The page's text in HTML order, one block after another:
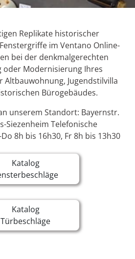
Replikate historischer
im Ventano Online-
bei der denkmalgerechten
oder Modernisierung Ihres
Altbauwohnung, Jugendstilvilla
Bürogebäudes.
unserem Standort: Bayernstr.
Siezenheim Telefonische
8h bis 16h30, Fr 8h bis 13h30
Katalog
Katalog
Türbeschläge